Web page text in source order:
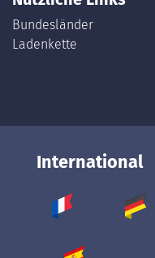
Bundesländer
Ladenkette
International